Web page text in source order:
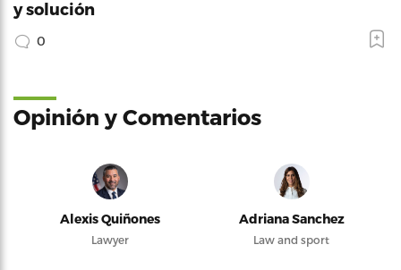
y solución
0
Opinión y Comentarios
Alexis Quiñones
Lawyer
Adriana Sanchez
Law and sport